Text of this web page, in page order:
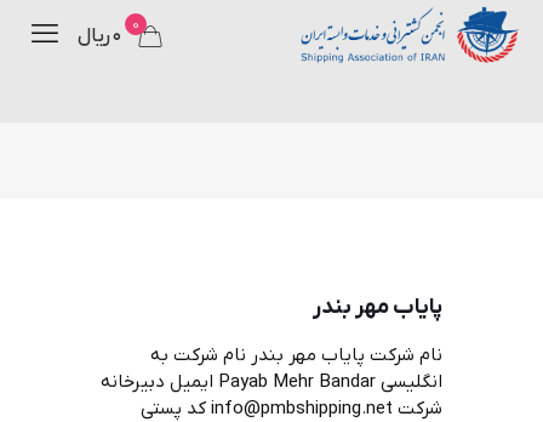
0 ۰ ریال
پایاب مهر بندر
نام شرکت پایاب مهر بندر نام شرکت به
انگلیسی Payab Mehr Bandar ایمیل دبیرخانه
شرکت info@pmbshipping.net کد پستی